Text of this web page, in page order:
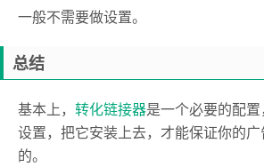
一般不需要做设置。
总结
基本上， 转化链接器是一个必要的配
设置，把它安装上去，才能保证你的
的。